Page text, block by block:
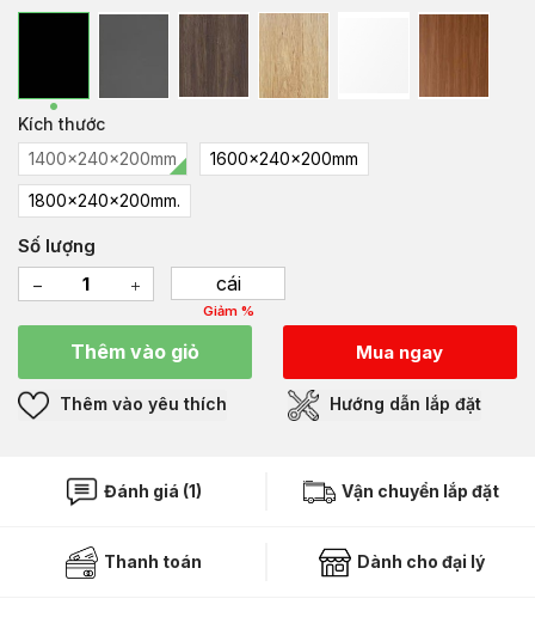
Kích thước
1400x240x200mm
1600x240x200mm
1800x240x200mm.
Số lượng
cái
Giảm %
Thêm vào giỏ Mua ngay
Thêm vào yêu thích Hướng dẫn lắp đặt
Đánh giá (1) Vận chuyển lắp đặt
Thanh toán Dành cho đại lý